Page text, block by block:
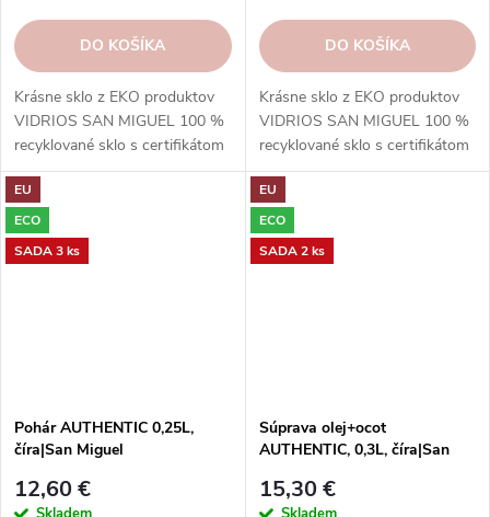
DO KOŠÍKA
Krásne sklo z EKO produktov
VIDRIOS SAN MIGUEL 100 %
recyklované sklo s certifikátom
GRS.
DO KOŠÍKA
Krásne sklo z EKO produktov
VIDRIOS SAN MIGUEL 100 %
recyklované sklo s certifikátom
GRS.
EU
ECO
SADA 3 ks
Pohár AUTHENTIC 0,25L,
číra|San Miguel
12,60 €
EU
ECO
SADA 2 ks
Súprava olej+ocot
AUTHENTIC, 0,3L, číra|San
15,30 €